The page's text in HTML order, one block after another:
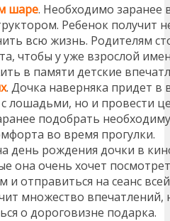
шаре. Необходимо заранее
Ребенок получит
всю жизнь. Родителям
чтобы у уже взрослой
в памяти детские
. Дочка наверняка придет в
лошадьми, но и провести
подобрать
во время прогулки.
день рождения дочки в
она очень хочет
и отправиться на сеанс
множество
о дороговизне подарка.